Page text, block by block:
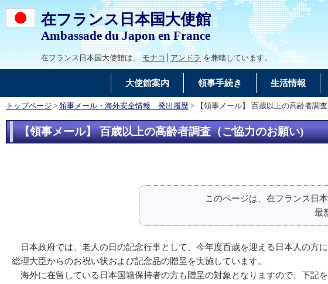
在フランス日本国大使館
Ambassade du Japon en France
在フランス日本国大使館は、 モナコ アンドラ を兼轄しています。
大使館案内 領事手続き 生活情報
トップページ > 領事メール・海外安全情報 発出履歴 > 【領事メール】 百歳以上の高齢者調
【領事メール】 百歳以上の高齢者調査（ご協力のお願い)
このページは、在フランス日
最
日本政府では、老人の日の記念行事として、今年度百歳を迎える日本人の方
総理大臣からのお祝い状および記念品の贈呈を実施しています。
海外に在留している日本国籍保持者の方も贈呈の対象となりますので、下記